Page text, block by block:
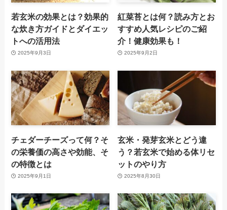
若玄米の効果とは？効果的
な炊き方ガイドとダイエッ
トへの活用法
2025年9月3日
紅菜苔とは何？読み方とお
すすめ人気レシピのご紹
介！健康効果も！
2025年9月2日
チェダーチーズって何？そ
の栄養価の高さや効能、そ
の特徴とは
2025年9月1日
玄米・発芽玄米とどう違
う？若玄米で始める体リセ
ットのやり方
2025年8月30日